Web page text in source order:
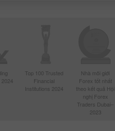
Top 100 Trusted
Financial
Institutions 2024
Nhà môi giới
Forex tốt nhất
theo kết quả Hội
nghị Forex
Traders Dubai–
2023